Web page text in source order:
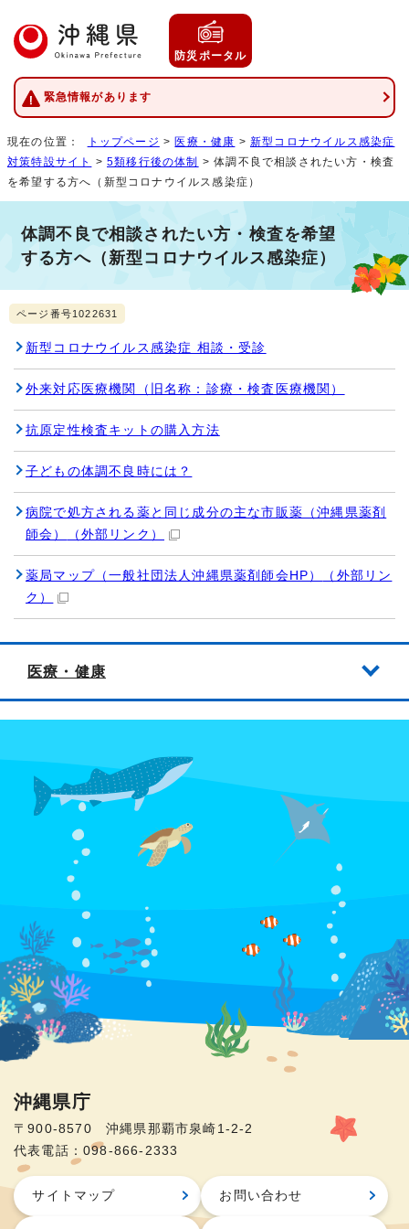
防災ポータル
緊急情報があります
現在の位置： トップページ >医療・健康 >新型コロナウイルス感染症
対策特設サイト
>5類移行後の体制 > 体調不良で相談されたい方・検査
を希望する方へ（新型コロナウイルス感染症）
体調不良で相談されたい方・検査を希望
する方へ（新型コロナウイルス感染症）
ページ番号1022631
新型コロナウイルス感染症 相談・受診
外来対応医療機関（旧名称：診療・検査医療機関）
抗原定性検査キットの購入方法
子どもの体調不良時には？
病院で処方される薬と同じ成分の主な市販薬（沖縄県薬剤
師会）
（外部リンク）
薬局マップ（一般社団法人沖縄県薬剤師会HP）
（外部リン
ク）
医療・健康
沖縄県庁
〒900-8570 沖縄県那覇市泉崎1-2-2
代表電話：098-866-2333
サイトマップ お問い合わせ